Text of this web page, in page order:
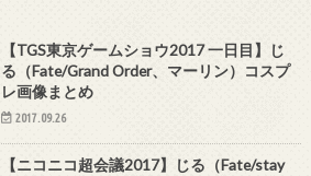
【TGS東京ゲームショウ2017 一日目】じ
る（Fate/Grand Order、マーリン）コスプ
レ画像まとめ
2017.09.26
【ニコニコ超会議2017】じる（Fate/stay